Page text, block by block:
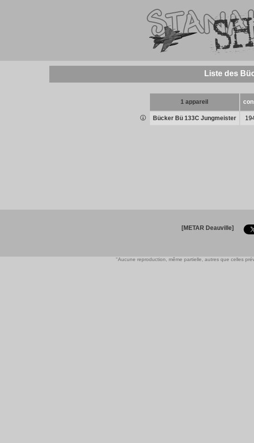
Liste des
1 appareil
Bücker Bü 133C Jungmeister
[METAR Deauville]
"Aucune reproduction, même partielle, autres que celles